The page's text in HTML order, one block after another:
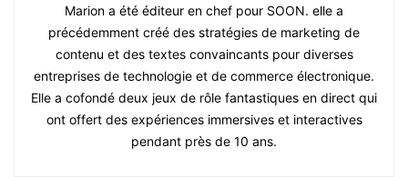
Marion a été éditeur en chef pour SOON. elle a
précédemment créé des stratégies de marketing de
contenu et des textes convaincants pour diverses
entreprises de technologie et de commerce électronique.
Elle a cofondé deux jeux de rôle fantastiques en direct qui
ont offert des expériences immersives et interactives
pendant près de 10 ans.